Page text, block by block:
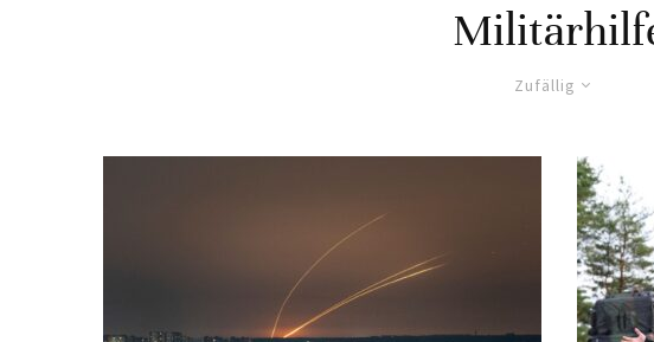
Zufällig